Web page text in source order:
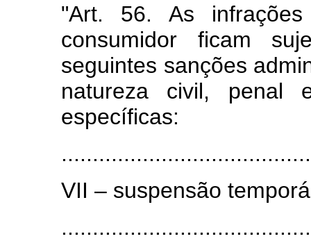
"Art. 56. As
consumidor ficam
seguintes sanções
natureza civil, penal
específicas:
VII – suspensão